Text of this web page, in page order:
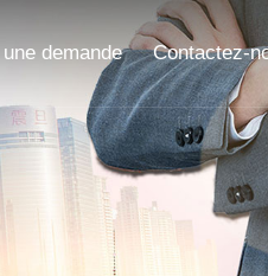
demande Contactez-